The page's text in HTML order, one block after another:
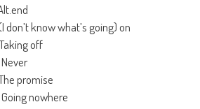
don’t know what’s going) on
off
Never
The promise
Going nowhere